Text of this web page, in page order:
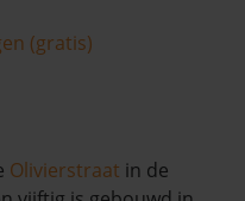
(gratis)
Olivierstraat in de